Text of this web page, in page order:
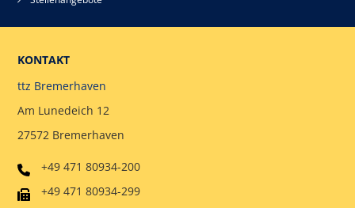
KONTAKT
ttz Bremerhaven
Am Lunedeich 12
27572 Bremerhaven
+49 471 80934-200
+49 471 80934-299